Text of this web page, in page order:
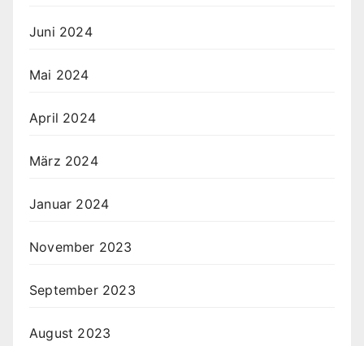
Juni 2024
Mai 2024
April 2024
März 2024
Januar 2024
November 2023
September 2023
August 2023